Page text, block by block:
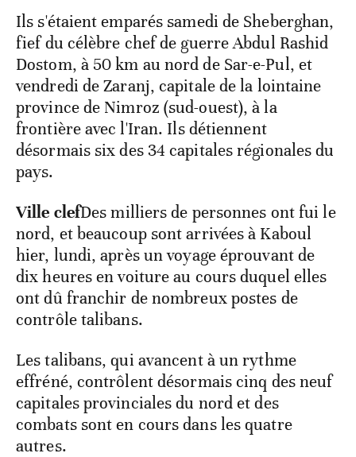
Ils s'étaient emparés samedi de Sheberghan,
fief du célèbre chef de guerre Abdul Rashid
Dostom, à 50 km au nord de Sar-e-Pul, et
vendredi de Zaranj, capitale de la lointaine
province de Nimroz (sud-ouest), à la
frontière avec l'Iran. Ils détiennent
désormais six des 34 capitales régionales du
pays.
Ville clefDes milliers de personnes ont fui le
nord, et beaucoup sont arrivées à Kaboul
hier, lundi, après un voyage éprouvant de
dix heures en voiture au cours duquel elles
ont dû franchir de nombreux postes de
contrôle talibans.
Les talibans, qui avancent à un rythme
effréné, contrôlent désormais cinq des neuf
capitales provinciales du nord et des
combats sont en cours dans les quatre
autres.